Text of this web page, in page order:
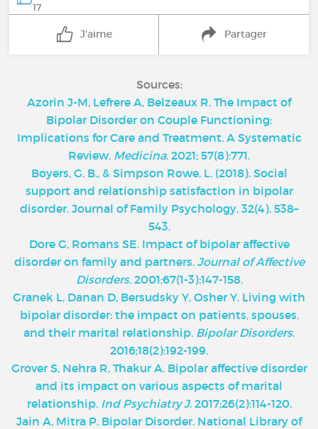
17
J'aime Partager
Sources:
Azorin J-M, Lefrere A, Belzeaux R. The Impact of
Bipolar Disorder on Couple Functioning:
Implications for Care and Treatment. A Systematic
Review. Medicina. 2021; 57(8):771.
Boyers, G. B., & Simpson Rowe, L. (2018). Social
support and relationship satisfaction in bipolar
disorder. Journal of Family Psychology, 32(4), 538–
543.
Dore G, Romans SE. Impact of bipolar affective
disorder on family and partners. Journal of Affective
Disorders. 2001;67(1-3):147-158.
‌Granek L, Danan D, Bersudsky Y, Osher Y. Living with
bipolar disorder: the impact on patients, spouses,
and their marital relationship. Bipolar Disorders.
2016;18(2):192-199.
Grover S, Nehra R, Thakur A. Bipolar affective disorder
and its impact on various aspects of marital
relationship. Ind Psychiatry J. 2017;26(2):114-120.
Jain A, Mitra P. Bipolar Disorder. National Library of